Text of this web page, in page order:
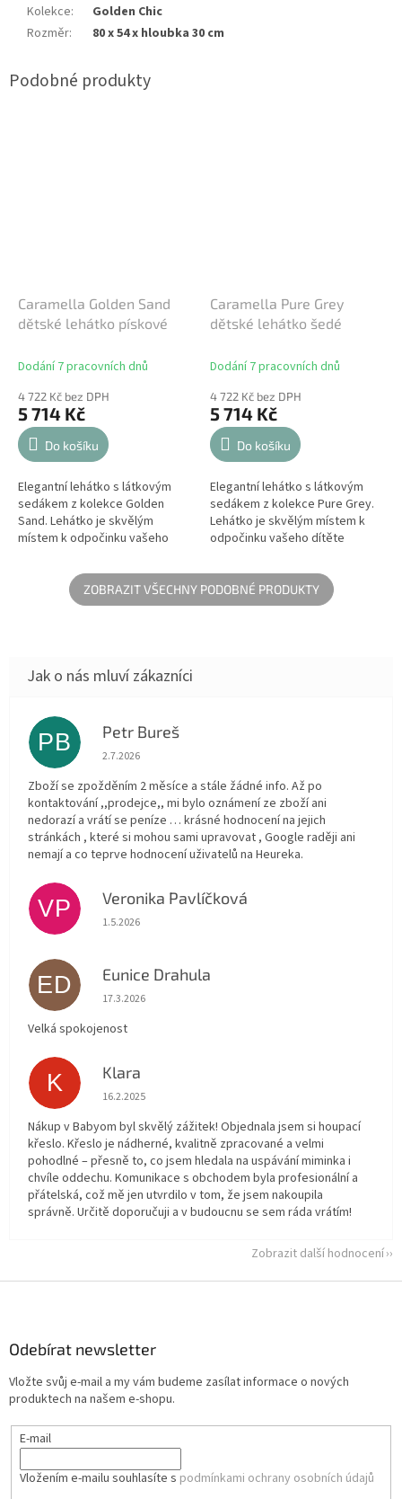
Kolekce:
Golden Chic
Rozměr: 80 x 54 x hloubka 30 cm
Caramella Golden Sand
dětské lehátko pískové
Dodání 7 pracovních dnů
4 722 Kč bez DPH
5 714 Kč
Do košíku
Elegantní lehátko s látkovým
sedákem z kolekce Golden
Sand. Lehátko je skvělým
místem k odpočinku vašeho
řešením pro ty miminká, které
ještě nesedí...
Caramella Pure Grey
dětské lehátko šedé
Dodání 7 pracovních dnů
4 722 Kč bez DPH
5 714 Kč
Do košíku
Elegantní lehátko s látkovým
sedákem z kolekce Pure Grey.
Lehátko je skvělým místem k
odpočinku vašeho dítěte
pro ty miminká, které ještě
nesedí...
ZOBRAZIT VŠECHNY PODOBNÉ PRODUKTY
PB Petr Bureš
Hodnocení obchodu je 1 z 5 hvězdiček.
2.7.2026
Zboží se zpožděním 2 měsíce a stále žádné info. Až po
kontaktování ,,prodejce,, mi bylo oznámení ze zboží ani
nedorazí a vrátí se peníze … krásné hodnocení na jejich
stránkách , které si mohou sami upravovat , Google raději ani
nemají a co teprve hodnocení uživatelů na Heureka.
VP Veronika Pavlíčková
Hodnocení obchodu je 5 z 5 hvězdiček.
1.5.2026
ED Eunice Drahula
Hodnocení obchodu je 5 z 5 hvězdiček.
17.3.2026
Velká spokojenost
K Klara
Hodnocení obchodu je 5 z 5 hvězdiček.
16.2.2025
Nákup v Babyom byl skvělý zážitek! Objednala jsem si houpací
křeslo. Křeslo je nádherné, kvalitně zpracované a velmi
pohodlné – přesně to, co jsem hledala na uspávání miminka i
chvíle oddechu. Komunikace s obchodem byla profesionální a
přátelská, což mě jen utvrdilo v tom, že jsem nakoupila
správně. Určitě doporučuji a v budoucnu se sem ráda vrátím!
Zobrazit další hodnocení
Odebírat newsletter
Vložte svůj e-mail a my vám budeme zasílat informace o nových
produktech na našem e-shopu.
E-mail
Vložením e-mailu souhlasíte s podmínkami ochrany osobních údajů